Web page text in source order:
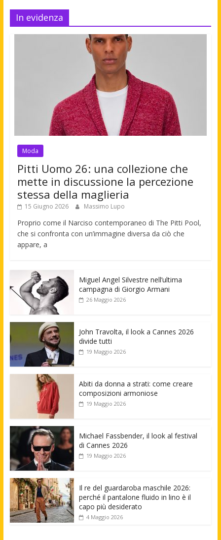
In evidenza
Moda
Pitti Uomo 26: una collezione che
mette in discussione la percezione
stessa della maglieria
15 Giugno 2026 Massimo Lupo
Proprio come il Narciso contemporaneo di The Pitti Pool,
che si confronta con un’immagine diversa da ciò che
appare, a
Miguel Angel Silvestre nell’ultima
campagna di Giorgio Armani
26 Maggio 2026
John Travolta, il look a Cannes 2026
divide tutti
19 Maggio 2026
Abiti da donna a strati: come creare
composizioni armoniose
19 Maggio 2026
Michael Fassbender, il look al festival
di Cannes 2026
19 Maggio 2026
Il re del guardaroba maschile 2026:
perché il pantalone fluido in lino è il
capo più desiderato
4 Maggio 2026